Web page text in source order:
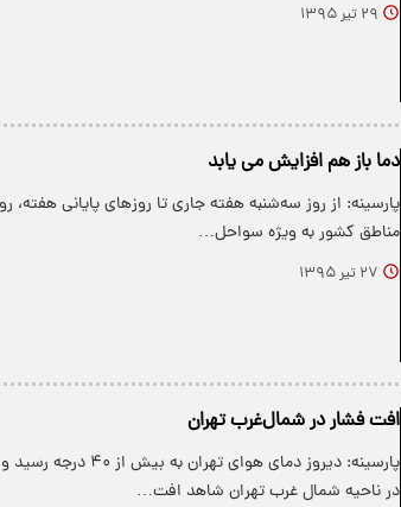
۲۹ تیر ۱۳۹۵
دما باز هم افزایش می یابد
پارسینه: از روز سه‌شنبه هفته جاری تا روزهای پایانی هفته،
مناطق کشور به ویژه سواحل…
۲۷ تیر ۱۳۹۵
افت فشار در شمال‌غرب تهران
پارسینه: دیروز دمای
در ناحیه شمال غرب تهران شاهد افت…